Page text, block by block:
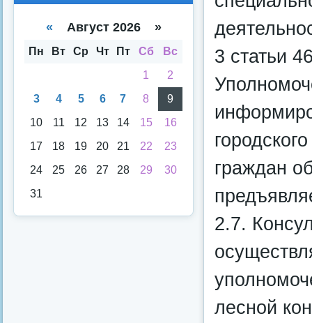
3 статьи
граждан
2.7.
лесной
кал
аря
спи
« Август 2026 »
Пн Вт Ср Чт Пт Сб
Вс
1
2
3
4 5 6 7 8
9
10
11 12 13 14 15
16
17
18 19 20 21 22
23
24
25 26 27 28 29
30
31